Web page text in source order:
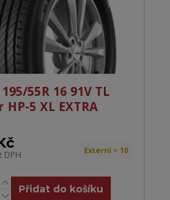
195/55R 16 91V TL
HP-5 XL EXTRA
DPH Externí > 10
Přidat do košíku